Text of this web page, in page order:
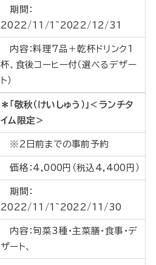
期間：
2022/11/1~2022/12/31
内容：料理7品＋乾杯ドリンク1
杯、食後コーヒー付（選べるデザー
ト）
＊「敬秋（けいしゅう）」＜ランチタ
イム限定＞
※2日前までの事前予約
価格：4,000円（税込4,400円）
期間：
2022/11/1~2022/11/30
内容：旬菜3種・主菜膳・食事・デ
ザート、